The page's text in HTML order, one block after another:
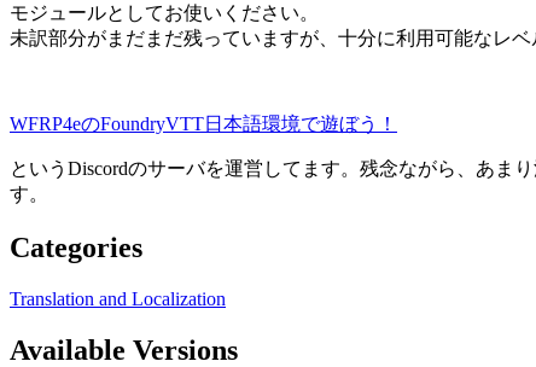
モジュールとしてお使いください。
未訳部分がまだまだ残っていますが、十分に利用可能なレ
WFRP4eのFoundryVTT日本語環境で遊ぼう！
というDiscordのサーバを運営してます。残念ながら、あま
す。
Categories
Translation and Localization
Available Versions